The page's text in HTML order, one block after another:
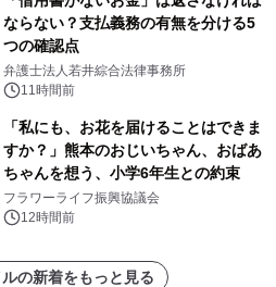
ならない？支払義務の有無を分ける5
つの確認点
弁護士法人若井綜合法律事務所
11時間前
「私にも、お花を届けることはできま
すか？」熊本のおじいちゃん、おばあ
ちゃんを想う、小学6年生との約束
フラワーライフ振興協議会
12時間前
の新着をもっと見る